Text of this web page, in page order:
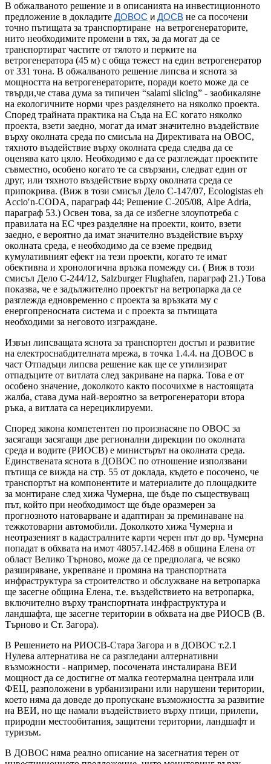
В обжалваното решение и в описанията на инвестиционното
предложение в докладите ДОВОС и ДОСВ не са посочени
точно пътищата за транспортиране на ветрогенераторите,
нито необходимите промени в тях, за да могат да се
транспортират частите от тялото и перките на
ветрогенератора (45 м) с обща тежест на един ветрогенератор
от 331 тона. В обжалваното решение липсва и яснота за
мощността на ветрогенераторите, поради което може да се
твърди,че става дума за типичен “salami slicing” - заобикаляне
на екологичните норми чрез разделянето на няколко проекта.
Според трайната практика на Съда на ЕС когато няколко
проекта, взети заедно, могат да имат значително въздействие
върху околната среда по смисъла на Директивата на ОВОС,
тяхното въздействие върху околната среда следва да се
оценява като цяло. Необходимо е да се разглеждат проектите
съвместно, особено когато те са свързани, следват един от
друг, или тяхното въздействие върху околната среда се
припокрива. (Виж в този смисъл Дело С-147/07, Ecologistas eh
Accio′n-CODA, параграф 44; Решение С-205/08, Alpe Adria,
параграф 53.) Освен това, за да се избегне злоупотреба с
правилата на ЕС чрез разделяне на проекти, които, взети
заедно, е вероятно да имат значително въздействие върху
околната среда, е необходимо да се вземе предвид
кумулативният ефект на тези проекти, когато те имат
обективна и хронологична връзка помежду си. ( Виж в този
смисъл Дело С-244/12, Salzburger Flughafen, параграф 21.) Това
показва, че е задължително проектът на ветропарка да се
разглежда едновременно с проекта за връзката му с
енергопреносната система и с проекта за пътищата
необходими за неговото изграждане.
Извън липсващата яснота за транспортен достъп и развитие
на електроснабдителната мрежа, в точка 1.4.4. на ДОВОС в
част Отпадъци липсва решение как ще се утилизират
отпадъците от витлата след закриване на парка. Това е от
особено значение, доколкото както посочихме в настоящата
жалба, става дума най-вероятно за ветрогенератори втора
ръка, а витлата са нерециклируеми.
Според закона компетентен по произнасяне по ОВОС за
засягащи засягащи две регионални дирекции по околната
среда и водите (РИОСВ) е министърът на околната среда.
Единствената яснота в ДОВОС по отношение използвани
пътища се вижда на стр. 55 от доклада, където е посочено, че
транспортът на компонентите и материалите до площадките
за монтиране след хижа Чумерна, ще бъде по съществуващ
път, който при необходимост ще бъде оразмерен за
прогнозното натоварване и адаптиран за преминаване на
тежкотоварни автомобили. Доколкото хижа Чумерна и
неотразеният в кадастралните карти черен път до вр. Чумерна
попадат в обхвата на имот 48057.142.468 в община Елена от
област Велико Търново, може да се предполага, че всяко
разширяване, укрепване и промяна на транспортната
инфраструктура за строителство и обслужване на ветропарка
ще засегне община Елена, т.е. въздействието на ветропарка,
включително върху транспортната инфраструктура и
ландшафта, ще засегне територии в обхвата на две РИОСВ (В.
Търново и Ст. Загора).
В Решението на РИОСВ-Стара Загора и в ДОВОС т.2.1
Нулева алтернатива не са разгледани алтернативни
възможности - например, посочената инсталирана ВЕИ
мощност да се достигне от малка геотермална централа или
ФЕЦ, разположени в урбанизирани или нарушени територии,
което няма да доведе до пропускане възможността за развитие
на ВЕИ, но ще намали въздействието върху птици, прилепи,
природни местообитания, защитени територии, ландшафт и
туризъм.
В ДОВОС няма реално описание на засегнатия терен от